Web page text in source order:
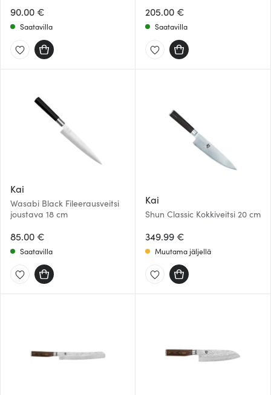
90.00 €
Saatavilla
205.00 €
Saatavilla
Kai
Wasabi Black Fileerausveitsi
joustava 18 cm
85.00 €
Saatavilla
Kai
Shun Classic Kokkiveitsi 20 cm
349.99 €
Muutama jäljellä